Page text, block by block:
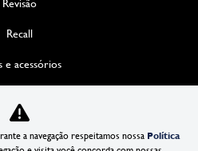
Recall
e acessórios
a navegação respeitamos nossa Política